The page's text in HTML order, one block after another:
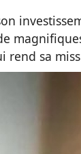
rend sa